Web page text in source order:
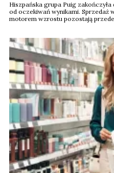
Hiszpańska grupa Puig
od oczekiwań wynikami. Sprzedaż
motorem wzrostu pozostają
szybciej niż globalny rynek beauty